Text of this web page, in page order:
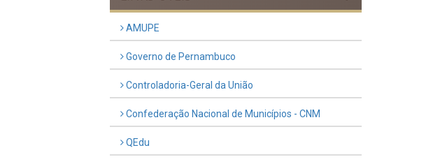
AMUPE
Governo de Pernambuco
Controladoria-Geral da União
Confederação Nacional de Municípios - CNM
QEdu